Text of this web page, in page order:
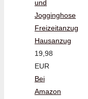
und
Jogginghose
Freizeitanzug
Hausanzug
19,98
EUR
Bei
Amazon